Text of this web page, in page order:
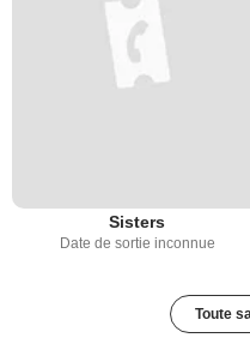
Sisters
Date de sortie inconnue
Toute